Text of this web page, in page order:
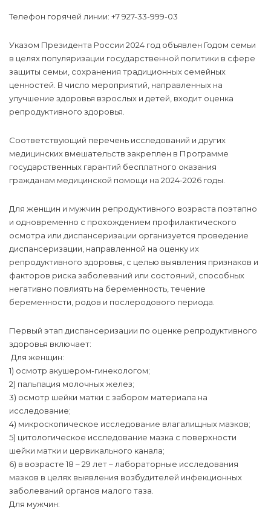
Телефон горячей линии: +7 927-33-999-03
Указом Президента России 2024 год объявлен Годом семьи
в целях популяризации государственной политики в сфере
защиты семьи, сохранения традиционных семейных
ценностей. В число мероприятий, направленных на
улучшение здоровья взрослых и детей, входит оценка
репродуктивного здоровья.
Соответствующий перечень исследований и других
медицинских вмешательств закреплен в Программе
государственных гарантий бесплатного оказания
гражданам медицинской помощи на 2024-2026 годы.
Для женщин и мужчин репродуктивного возраста поэтапно
и одновременно с прохождением профилактического
осмотра или диспансеризации организуется проведение
диспансеризации, направленной на оценку их
репродуктивного здоровья, с целью выявления признаков и
факторов риска заболеваний или состояний, способных
негативно повлиять на беременность, течение
беременности, родов и послеродового периода.
Первый этап диспансеризации по оценке репродуктивного
здоровья включает:
Для женщин:
1) осмотр акушером-гинекологом;
2) пальпация молочных желез;
3) осмотр шейки матки с забором материала на
исследование;
4) микроскопическое исследование влагалищных мазков;
5) цитологическое исследование мазка с поверхности
шейки матки и цервикального канала;
6) в возрасте 18 – 29 лет – лабораторные исследования
мазков в целях выявления возбудителей инфекционных
заболеваний органов малого таза.
Для мужчин: